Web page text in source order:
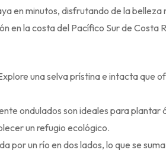
en minutos, disfrutando de la belleza
en la costa del Pacífico Sur de Costa
una selva prístina e intacta que
ondulados son ideales para plantar
un refugio ecológico.
por un río en dos lados, lo que se